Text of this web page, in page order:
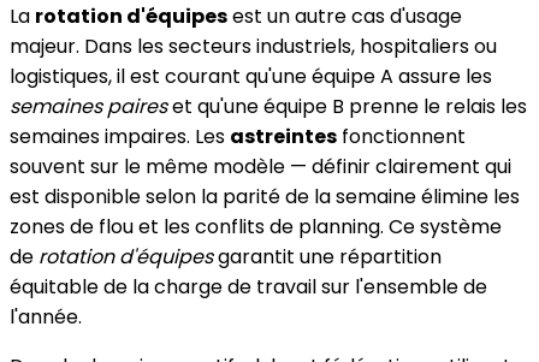
La rotation d'équipesest un autre cas d'usage
majeur. Dans les secteurs industriels, hospitaliers ou
logistiques, il est courant qu'une équipe A assure les
semaines paireset qu'une équipe B prenne le relais les
semaines impaires. Les astreintes fonctionnent
souvent sur le même modèle — définir clairement qui
est disponible selon la parité de la semaine élimine les
zones de flou et les conflits de planning. Ce système
de rotation d'équipesgarantit une répartition
équitable de la charge de travail sur l'ensemble de
l'année.